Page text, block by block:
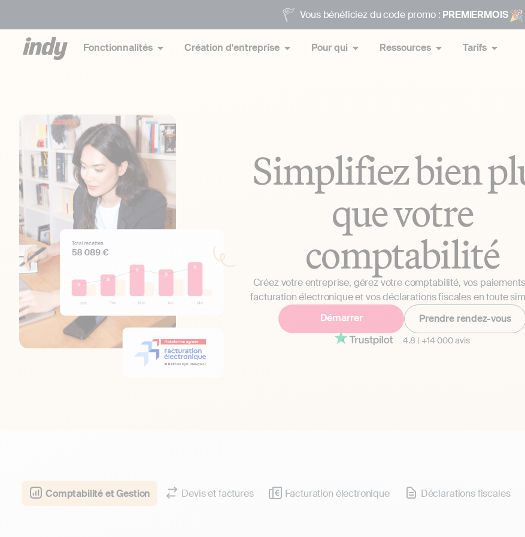
Vous bénéficiez du code promo : PREMIERMOIS
Fonctionnalités Création d'entreprise Pour qui Ressources Tarifs
Simplifiez bien
que votre
comptabilité
Créez votre entreprise, gérez votre comptabilité, vos
facturation électronique et vos déclarations fiscales en toute
Démarrer
Prendre rendez-vous
4.8 | +14 000 avis
Comptabilité et Gestion Devis et factures Facturation électronique Déclarations fiscales